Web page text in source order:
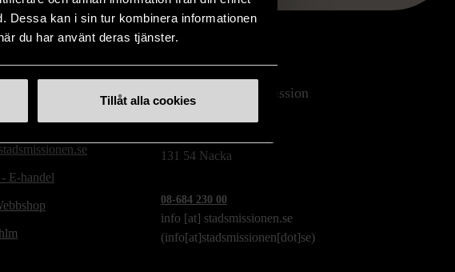
Dessa kan i sin tur kombinera informationen
du har använt deras tjänster.
Tillåt alla cookies
E-handel
E-handel
Stockholms Stadsmission
131 54 Nacka
08-684 230 00
info [at] stadsmissionen.se
(info[at]stadsmissionen[dot]se)